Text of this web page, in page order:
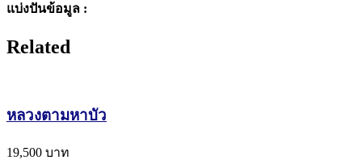
แบ่งปันข้อมูล :
Related
หลวงตามหาบัว
19,500 บาท